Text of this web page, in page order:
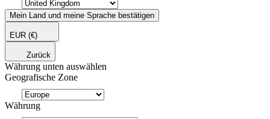
Mein Land und meine Sprache bestätigen
EUR (€)
Zurück
Währung unten auswählen
Geografische Zone
Währung